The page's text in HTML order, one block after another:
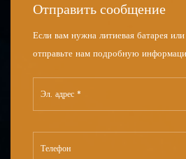
Отправить сообщение
Если вам нужна литиевая батарея
отправьте нам подробную